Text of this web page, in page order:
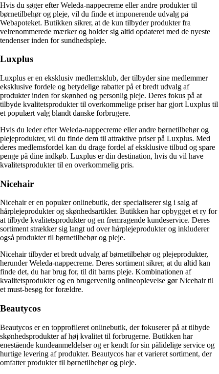
Hvis du søger efter Weleda-nappecreme eller andre produkter til
børnetilbehør og pleje, vil du finde et imponerende udvalg på
Webapoteket. Butikken sikrer, at de kun tilbyder produkter fra
velrenommerede mærker og holder sig altid opdateret med de nyeste
tendenser inden for sundhedspleje.
Luxplus
Luxplus er en eksklusiv medlemsklub, der tilbyder sine medlemmer
eksklusive fordele og betydelige rabatter på et bredt udvalg af
produkter inden for skønhed og personlig pleje. Deres fokus på at
tilbyde kvalitetsprodukter til overkommelige priser har gjort Luxplus til
et populært valg blandt danske forbrugere.
Hvis du leder efter Weleda-nappecreme eller andre børnetilbehør og
plejeprodukter, vil du finde dem til attraktive priser på Luxplus. Med
deres medlemsfordel kan du drage fordel af eksklusive tilbud og spare
penge på dine indkøb. Luxplus er din destination, hvis du vil have
kvalitetsprodukter til en overkommelig pris.
Nicehair
Nicehair er en populær onlinebutik, der specialiserer sig i salg af
hårplejeprodukter og skønhedsartikler. Butikken har opbygget et ry for
at tilbyde kvalitetsprodukter og en fremragende kundeservice. Deres
sortiment strækker sig langt ud over hårplejeprodukter og inkluderer
også produkter til børnetilbehør og pleje.
Nicehair tilbyder et bredt udvalg af børnetilbehør og plejeprodukter,
herunder Weleda-nappecreme. Deres sortiment sikrer, at du altid kan
finde det, du har brug for, til dit barns pleje. Kombinationen af ​​
kvalitetsprodukter og en brugervenlig onlineoplevelse gør Nicehair til
et must-besøg for forældre.
Beautycos
Beautycos er en topprofileret onlinebutik, der fokuserer på at tilbyde
skønhedsprodukter af høj kvalitet til forbrugerne. Butikken har
enestående kundeanmeldelser og er kendt for sin pålidelige service og
hurtige levering af produkter. Beautycos har et varieret sortiment, der
omfatter produkter til børnetilbehør og pleje.